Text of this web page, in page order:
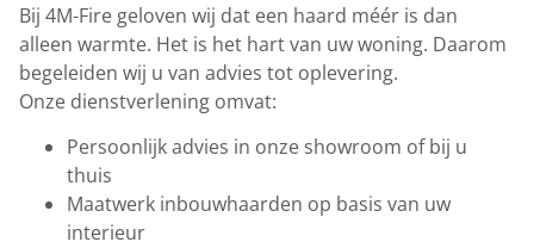
Bij 4M-Fire geloven wij dat een haard méér is dan
alleen warmte. Het is het hart van uw woning. Daarom
begeleiden wij u van advies tot oplevering.
Onze dienstverlening omvat:
Persoonlijk advies in onze showroom of bij u
thuis
Maatwerk inbouwhaarden op basis van uw
interieur